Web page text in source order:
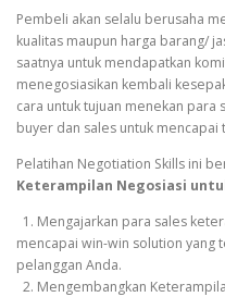
Pembeli akan selalu berusaha
kualitas maupun harga barang/
saatnya untuk mendapatkan
menegosiasikan kembali
cara untuk tujuan menekan para
buyer dan sales untuk mencapai
Pelatihan Negotiation Skills ini
Keterampilan Negosiasi
1. Mengajarkan para sales
mencapai win-win solution yang
pelanggan Anda.
2. Mengembangkan